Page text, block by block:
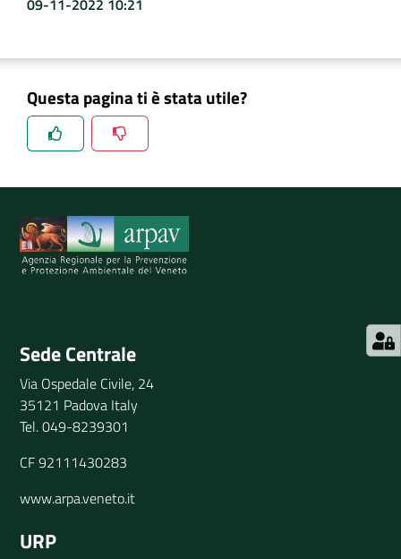
09-11-2022 10:21
Questa pagina ti è stata utile?
Spiegaci perchè, e aiutaci a migliorare il servizio
Sede Centrale
Via Ospedale Civile, 24
35121 Padova Italy
Tel. 049-8239301
CF 92111430283
www.arpa.veneto.it
URP